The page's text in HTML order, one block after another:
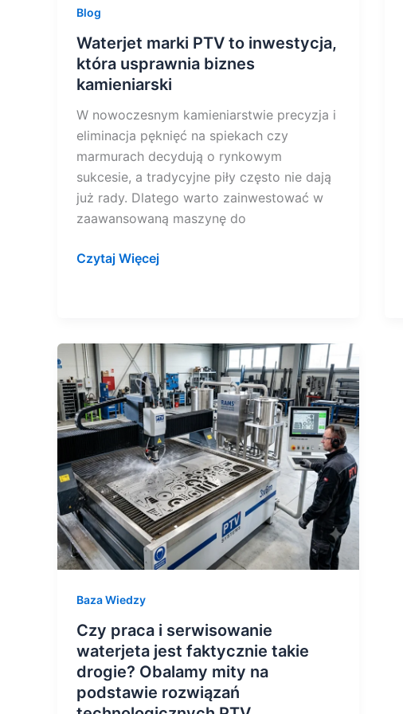
Blog
Waterjet marki PTV to inwestycja,
która usprawnia biznes
kamieniarski
W nowoczesnym kamieniarstwie precyzja i
eliminacja pęknięć na spiekach czy
marmurach decydują o rynkowym
sukcesie, a tradycyjne piły często nie dają
już rady. Dlatego warto zainwestować w
zaawansowaną maszynę do
Czytaj Więcej
Baza Wiedzy
Czy praca i serwisowanie
waterjeta jest faktycznie takie
drogie? Obalamy mity na
podstawie rozwiązań
Czy
praca
i
serwisowanie
waterjeta
jest
faktycznie
takie
drogie?
Obalamy
mity
podstawie
rozwiązań
technologicznych
PTV